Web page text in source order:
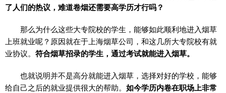
了人们的热议，难道卷烟还需要高学历才行吗？
那么为什么这些大专院校的学生，能够如此顺利地进入烟草
上班就业呢？原因就在于上海烟草公司，和这几所大专院校有就
业协议。 符合烟草招录的学生，通过考试就能进入烟草。
也就说明并不是高分就能进入烟草，选择对好的学校，能够
给自己之后的就业提供很大的帮助。 如今学历内卷在职场上非常